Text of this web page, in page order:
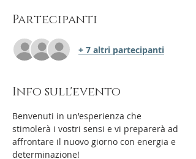
Partecipanti
+ 7 altri partecipanti
Info sull'evento
Benvenuti in un'esperienza che
stimolerà i vostri sensi e vi preparerà ad
affrontare il nuovo giorno con energia e
determinazione!